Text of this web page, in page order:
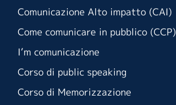
Comunicazione Alto impatto (CAI)
Come comunicare in pubblico (CCP)
I’m comunicazione
Corso di public speaking
Corso di Memorizzazione